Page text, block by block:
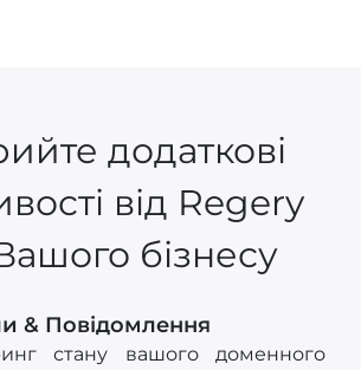
додаткові
від Regery
бізнесу
& Повідомлення
стану вашого доменного